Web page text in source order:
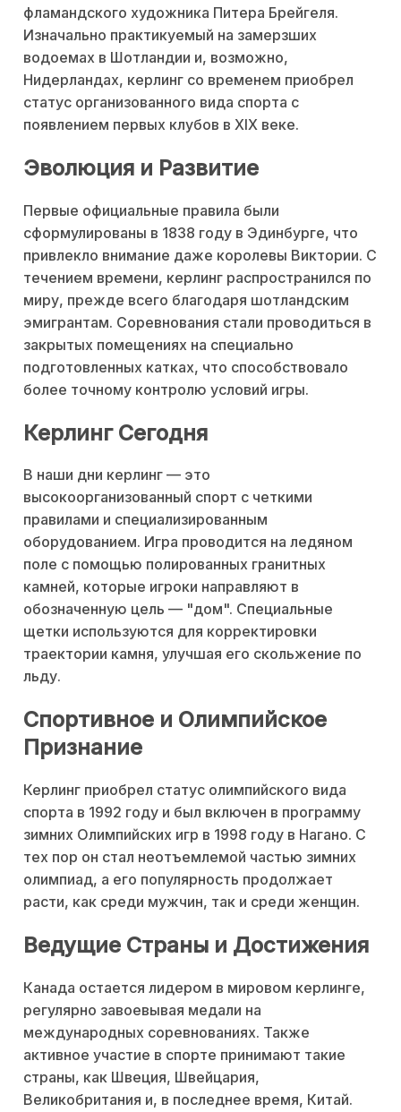
фламандского художника Питера Брейгеля.
Изначально практикуемый на замерзших
водоемах в Шотландии и, возможно,
Нидерландах, керлинг со временем приобрел
статус организованного вида спорта с
появлением первых клубов в XIX веке.
Эволюция и Развитие
Первые официальные правила были
сформулированы в 1838 году в Эдинбурге, что
привлекло внимание даже королевы Виктории. С
течением времени, керлинг распространился по
миру, прежде всего благодаря шотландским
эмигрантам. Соревнования стали проводиться в
закрытых помещениях на специально
подготовленных катках, что способствовало
более точному контролю условий игры.
Керлинг Сегодня
В наши дни керлинг — это
высокоорганизованный спорт с четкими
правилами и специализированным
оборудованием. Игра проводится на ледяном
поле с помощью полированных гранитных
камней, которые игроки направляют в
обозначенную цель — "дом". Специальные
щетки используются для корректировки
траектории камня, улучшая его скольжение по
льду.
Спортивное и Олимпийское
Признание
Керлинг приобрел статус олимпийского вида
спорта в 1992 году и был включен в программу
зимних Олимпийских игр в 1998 году в Нагано. С
тех пор он стал неотъемлемой частью зимних
олимпиад, а его популярность продолжает
расти, как среди мужчин, так и среди женщин.
Ведущие Страны и Достижения
Канада остается лидером в мировом керлинге,
регулярно завоевывая медали на
международных соревнованиях. Также
активное участие в спорте принимают такие
страны, как Швеция, Швейцария,
Великобритания и, в последнее время, Китай.